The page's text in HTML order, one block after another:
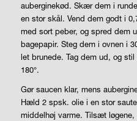
auberginekød. Skær dem i
en stor skål. Vend dem godt i
med sort peber, og spred dem
bagepapir. Steg dem i ovnen i
let brunede. Tag dem ud, og
180°.
Gør saucen klar, mens
Hæld 2 spsk. olie i en stor
middelhøj varme. Tilsæt